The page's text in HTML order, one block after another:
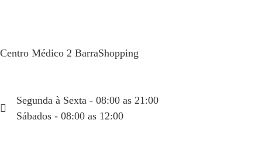
Centro Médico 2 BarraShopping
Segunda à Sexta - 08:00 as 21:00
Sábados - 08:00 as 12:00